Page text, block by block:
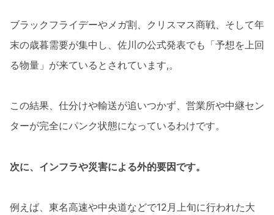
ブラックフライデーやメガ割、クリスマス商戦、そして年
末の歳暮需要が集中し、佐川の公式発表でも「予想を上回
る物量」が来ているとされています,。
この結果、仕分けや輸送が追いつかず、営業所や中継セン
ターが完全にパンク状態になっているわけです。
次に、インフラや災害による外的要因です。
例えば、東名高速や中央道などで12月上旬に行われた大